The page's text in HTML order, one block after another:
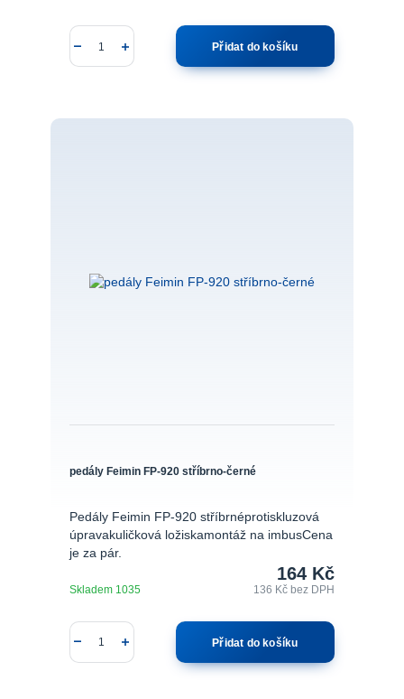
Přidat do košíku
pedály Feimin FP-920 stříbrno-černé
Pedály Feimin FP-920 stříbrnéprotiskluzová
úpravakuličková ložiskamontáž na imbusCena
je za pár.
164 Kč
136 Kčbez DPH
Skladem 1035
Přidat do košíku